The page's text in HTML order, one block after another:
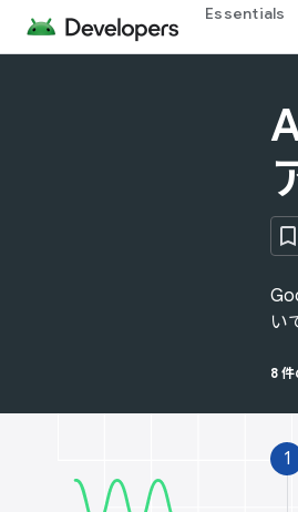
Essentials
い
8 件
1